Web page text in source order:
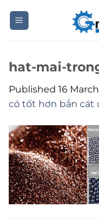
hat-mai-
Published 16
có tốt hơn bắn cát